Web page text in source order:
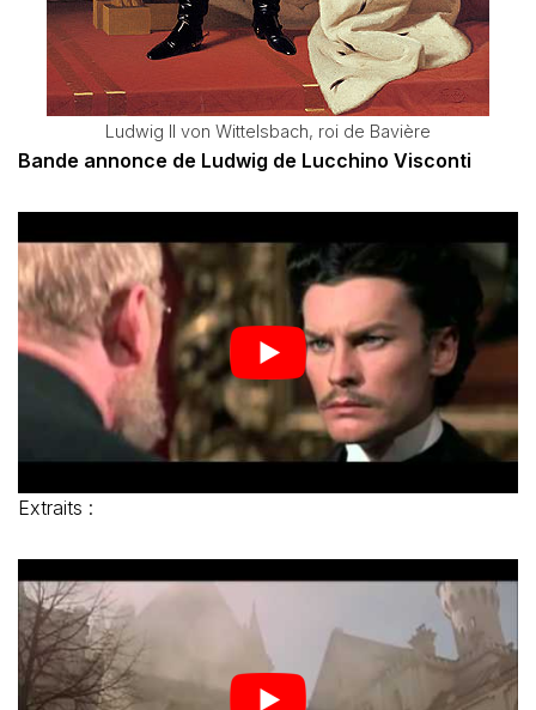
Ludwig II von Wittelsbach, roi de Bavière
Bande annonce de Ludwig de Lucchino Visconti
Extraits :